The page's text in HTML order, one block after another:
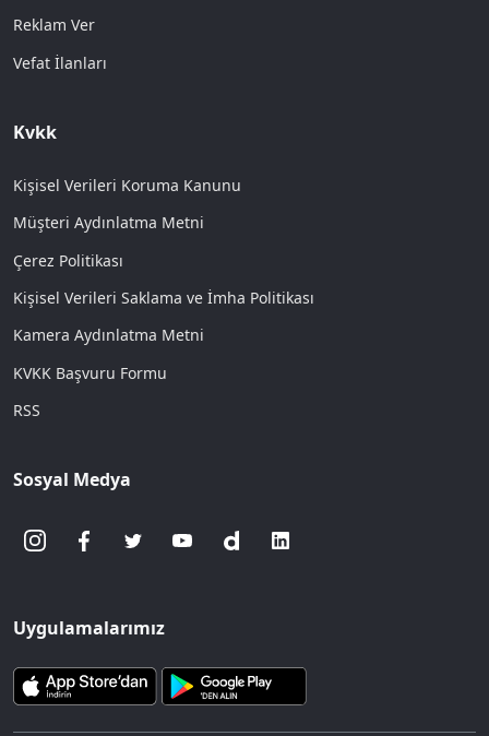
Reklam Ver
Vefat İlanları
Kvkk
Kişisel Verileri Koruma Kanunu
Müşteri Aydınlatma Metni
Çerez Politikası
Kişisel Verileri Saklama ve İmha Politikası
Kamera Aydınlatma Metni
KVKK Başvuru Formu
RSS
Sosyal Medya
Uygulamalarımız